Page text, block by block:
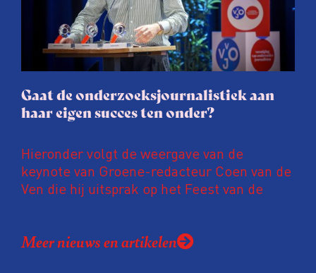
gaat de hele publicatie zelfs niet door.
Gaat de onderzoeksjournalistiek aan
haar eigen succes ten onder?
Hieronder volgt de weergave van de
keynote van Groene-redacteur Coen van de
Ven die hij uitsprak op het Feest van de
Coen uit zijn zorgen over de relatie tussen
de macht, de pers en het publiek aan de
Meer nieuws en artikelen